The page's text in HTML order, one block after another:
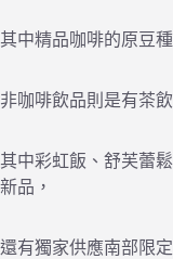
其中精品咖啡的原豆
非咖啡飲品則是有茶
其中彩虹飯、舒芙蕾
新品，
還有獨家供應南部限